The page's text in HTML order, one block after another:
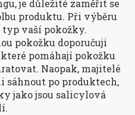
je důležité zaměřit se
produktu. Při výběru
vaší pokožky.
pokožku doporučuji
pomáhají pokožku
Naopak, majitelé
sáhnout po produktech,
jako jsou salicylová